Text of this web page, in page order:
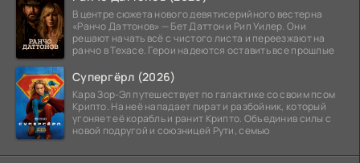
В центре сюжета нового девятисерийного вестерна
«Ранчо Даттонов» — Бет Даттон и Рип Уилер. Они
решают начать всё с чистого листа и переезжают на
ранчо в Техасе. Герои надеются оставить все прошлые
Супергёрл (2026)
Кара Зор-Эл путешествует по галактике со своим псом
Крипто. На неё нападает пират и разбойник, который
угоняет её корабль и ранит Крипто. Объединив силы с
новой подругой и союзницей Рути, семью